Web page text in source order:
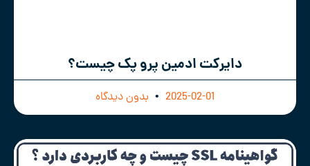
دایرکت ادمین پرو پک چیست؟
2025-02-01 بدون دیدگاه